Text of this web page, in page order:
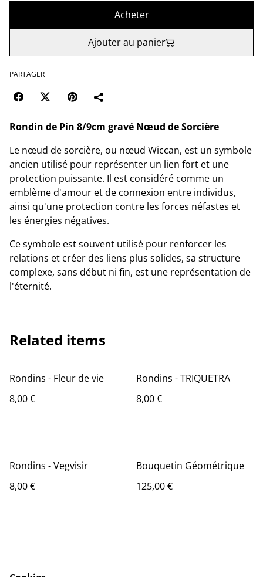
Acheter
Ajouter au panier
PARTAGER
Rondin de Pin 8/9cm gravé Nœud de Sorcière
Le nœud de sorcière, ou nœud Wiccan, est un symbole
ancien utilisé pour représenter un lien fort et une
protection puissante. Il est considéré comme un
emblème d'amour et de connexion entre individus,
ainsi qu'une protection contre les forces néfastes et
les énergies négatives.
Ce symbole est souvent utilisé pour renforcer les
relations et créer des liens plus solides, sa structure
complexe, sans début ni fin, est une représentation de
l'éternité.
Related items
Rondins - Fleur de vie
8,00 €
Rondins - TRIQUETRA
8,00 €
Rondins - Vegvisir
8,00 €
Bouquetin Géométrique
125,00 €